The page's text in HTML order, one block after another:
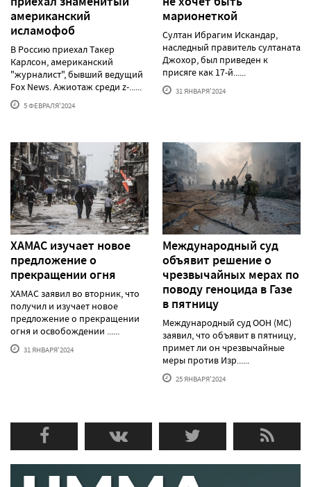
американский
исламофоб
В Россию приехал Такер
Карлсон, американский
"журналист", бывший ведущий
Fox News. Ажиотаж среди z-......
5 ФЕВРАЛЯ'2024
марионеткой
Султан Ибрагим Искандар,
наследный правитель султаната
Джохор, был приведен к
присяге как 17-й......
31 ЯНВАРЯ'2024
ХАМАС изучает новое
предложение о
прекращении огня
ХАМАС заявил во вторник, что
получил и изучает новое
предложение о прекращении
огня и освобождении ......
31 ЯНВАРЯ'2024
Международный суд
объявит решение о
чрезвычайных мерах по
поводу геноцида в Газе
в пятницу
Международный суд ООН (МС)
заявил, что объявит в пятницу,
примет ли он чрезвычайные
меры против Изр......
25 ЯНВАРЯ'2024